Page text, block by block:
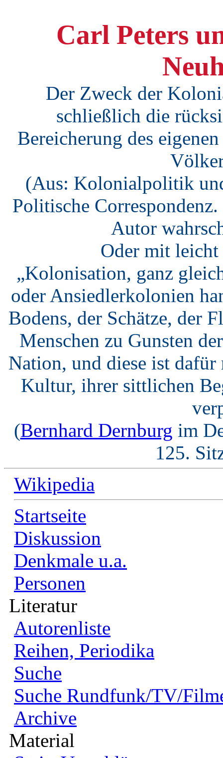
Carl Peters
Der Zweck der
schließlich die
Bereicherung des
(Aus: Kolonialpolitik
Politische
Autor
Oder mit leicht
„Kolonisation, ganz
oder Ansiedlerkolonien
Bodens, der Schätze, der
Menschen zu Gunsten
Nation, und diese ist dafür
Kultur, ihrer sittlichen
(Bernhard Dernburg im
125.
Wikipedia
Startseite
Diskussion
Denkmale u.a.
Personen
Literatur
Autorenliste
Reihen, Periodika
Suche
Suche Rundfunk/TV/
Archive
Material